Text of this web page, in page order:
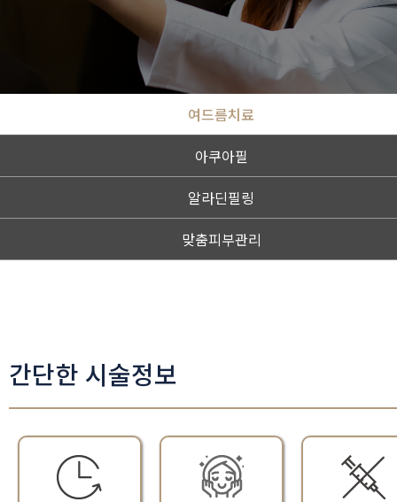
여드름치료
아쿠아필
알라딘필링
맞춤피부관리
간단한 시술정보